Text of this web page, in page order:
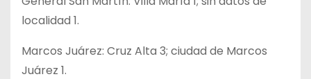
localidad 1.
Marcos Juárez: Cruz Alta 3; ciudad de Marcos
Juárez 1.